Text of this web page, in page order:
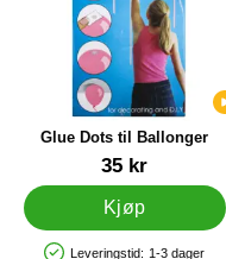
Glue Dots til Ballonger
Varenummer 22428
35 kr
Kjøp
Leveringstid: 1-3 dager